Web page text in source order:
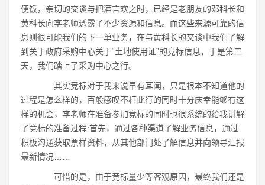
便饭，亲切的交谈与把酒言欢之时，已经是老朋友的邓科长和
黄科长向李老师透露了不少资源和信息。而这些来源可靠的信
息则很可能我们的下一单业务，在与黄科长的交谈中我们了解
到关于政府采购中心关于“土地使用证”的竞标信息，于是第二
天，我们踏上了采购中心之行。
其实竞标对于我来说早有耳闻，只是根本不知道他的
过程是怎么样的，百般感叹不枉此行的同时十分庆幸能够有这
样的机会，李老师在准备参加竞标的同时也很系统的给我讲解
了竞标的准备过程:首先，通过各种渠道了解业务信息，通过
积极沟通获取票样资料，从其他部门处了解信息并向领导汇报
最新情况……
可惜的是，由于竞标量少等客观原因，最终我们还是